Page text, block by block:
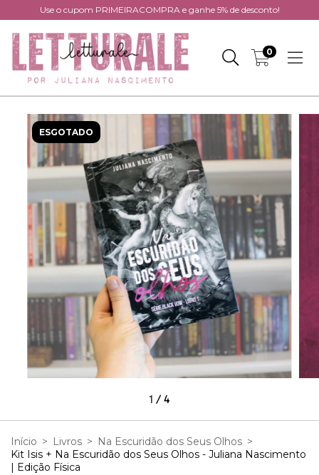
Use o cupom PRIMEIRACOMPRA e ganhe 5% de desconto!
0
ESGOTADO
1 / 4
Início > Livros > Na Escuridão dos Seus Olhos >
Kit Isis + Na Escuridão dos Seus Olhos - Juliana Nascimento
| Edição Física